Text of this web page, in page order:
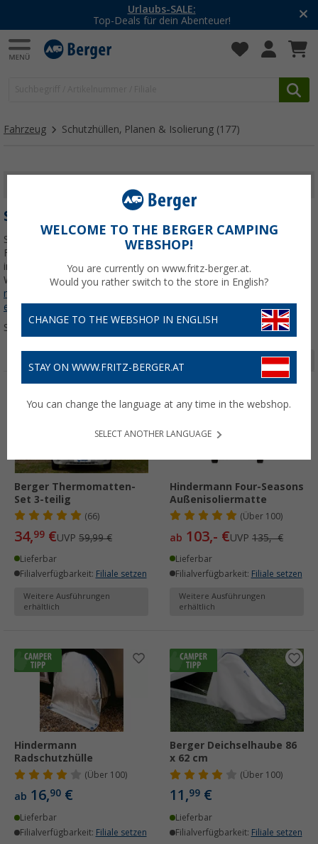
Urlaubs-SALE:
Top-Deals für dein Abenteuer!
Fahrzeug Schutzhüllen, Planen & Isolierung (177)
SCHUTZHÜLLEN, PLANEN & ISOLIERUNG
Schutzhüllen, Planen und Isolierungsprodukte schützen dein
Fahrzeug vor Wetter, Schmutz und Hitze – egal ob unterwegs oder
in der Winterpause. Hier findest du passgenaue Lösungen für
Wohnwagen, Wohnmobil, Deichsel, Fahrradträger, Räder &
mehr über unsere Kategorie
erfahren...
Sortieren:
Seite 1 von 6
%
Berger Thermomatten-
Set 3-teilig
(66)
34,99 €UVP 59,99 €
Lieferbar
Filialverfügbarkeit: Filiale setzen
Weitere Ausführungen
erhältlich
%
Hindermann Four-Seasons
Außenisoliermatte
(Über100)
ab 103,- €UVP 135,- €
Lieferbar
Filialverfügbarkeit: Filiale setzen
Weitere Ausführungen
erhältlich
Hindermann
Radschutzhülle
(Über100)
ab 16,90 €
Lieferbar
Filialverfügbarkeit: Filiale setzen
Berger Deichselhaube 86
x 62 cm
(Über100)
11,99 €
Lieferbar
Filialverfügbarkeit: Filiale setzen
WELCOME TO THE BERGER CAMPING
WEBSHOP!
You are currently on www.fritz-berger.at.
Would you rather switch to the store in English?
CHANGE TO THE WEBSHOP IN ENGLISH
STAY ON WWW.FRITZ-BERGER.AT
You can change the language at any time in the webshop.
SELECT ANOTHER LANGUAGE